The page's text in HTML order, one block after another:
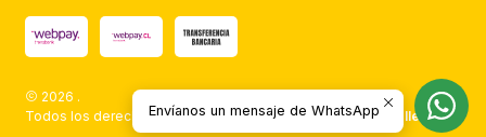
2026 .
Todos los derechos reservados.Desarrollado por Jumpseller .
Envíanos un mensaje de WhatsApp